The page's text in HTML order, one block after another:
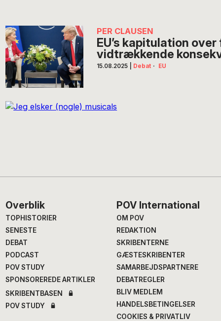
PER CLAUSEN
EU’s kapitulation
vidtrækkende
15.08.2025 Debat · EU
Footer
Overblik
TOPHISTORIER
SENESTE
DEBAT
PODCAST
POV STUDY
SPONSOREREDE ARTIKLER
SKRIBENTBASEN
POV STUDY
POV International
OM POV
REDAKTION
SKRIBENTERNE
GÆSTESKRIBENTER
SAMARBEJDSPARTNERE
DEBATREGLER
BLIV MEDLEM
HANDELSBETINGELSER
COOKIES & PRIVATLIV